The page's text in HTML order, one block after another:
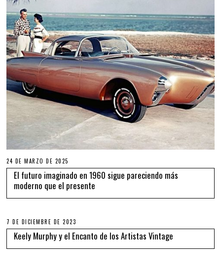
24 DE MARZO DE 2025
El futuro imaginado en 1960 sigue pareciendo más
moderno que el presente
7 DE DICIEMBRE DE 2023
Keely Murphy y el Encanto de los Artistas Vintage